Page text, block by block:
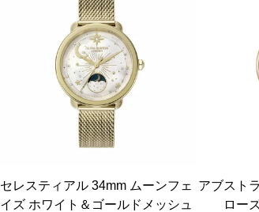
セレスティアル 34mm ムーンフェ
イズ ホワイト＆ゴールドメッシュ
アブスト
ロー